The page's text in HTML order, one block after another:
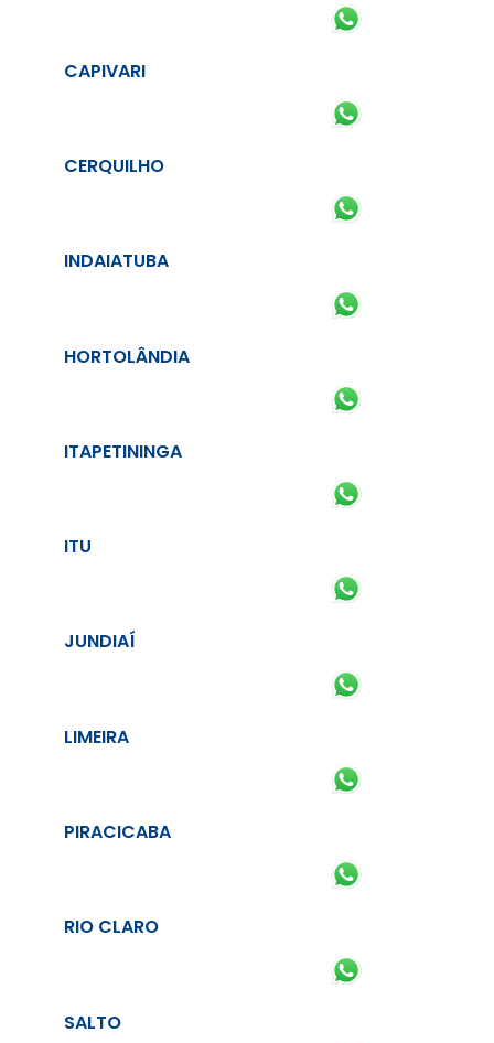
CAPIVARI
CERQUILHO
INDAIATUBA
HORTOLÂNDIA
ITAPETININGA
ITU
JUNDIAÍ
LIMEIRA
PIRACICABA
RIO CLARO
SALTO